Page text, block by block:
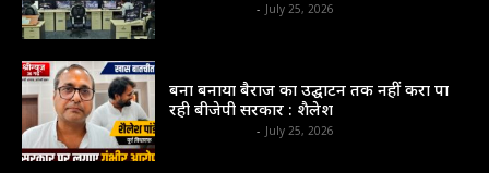
- July 25, 2026
बना बनाया बैराज का उद्घाटन तक नहीं करा पा
रही बीजेपी सरकार : शैलेश
- July 25, 2026